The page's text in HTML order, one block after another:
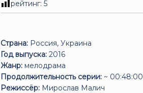
рейтинг:5
Страна: Россия, Украина
Год выпуска: 2016
Жанр: мелодрама
Продолжительность серии: ~ 00:48:00
Режиссёр: Мирослав Малич